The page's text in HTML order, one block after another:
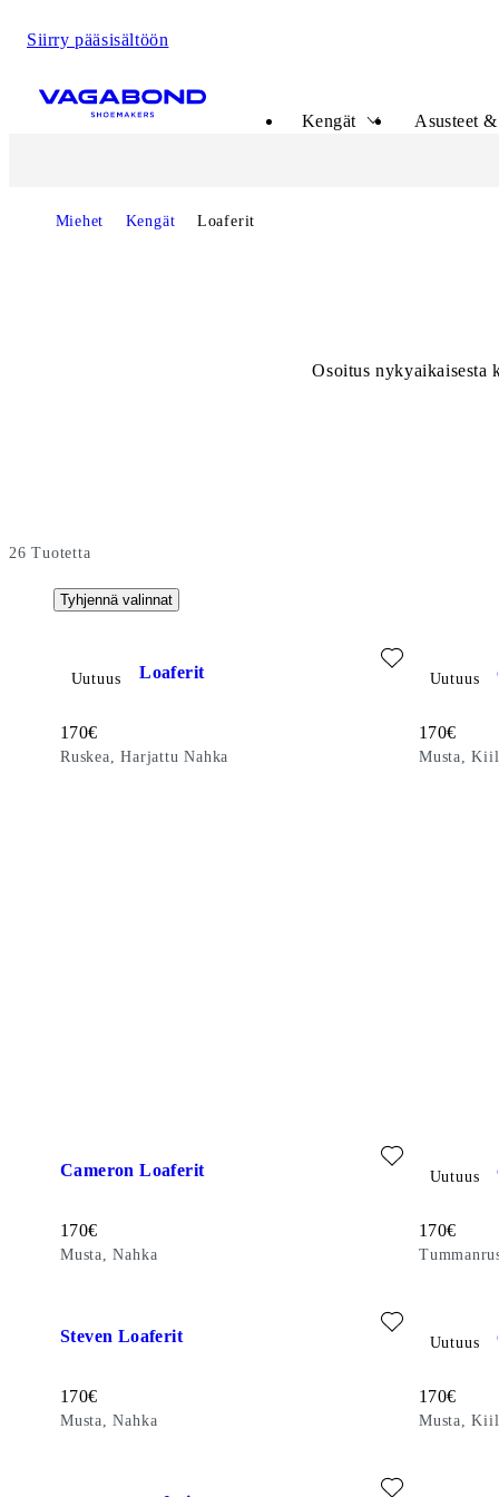
Siirry pääsisältöön
Kengät
Asusteet
Start page
Miehet Kengät Loaferit
Osoitus nykyaikaisesta
26 Tuotetta
Tyhjennä valinnat
Cameron Loaferit
Uutuus
Hinta:
170€
Ruskea, Harjattu Nahka
Lisää suosikeihin: CAMERON LOAFERIT (Ruskea, Harjattu
Steven
Uutuus
Hinta:
170€
Musta,
Lisää
Cameron Loaferit
Hinta:
170€
Musta, Nahka
Steven
Uutuus
Hinta:
170€
Steven Loaferit
Hinta:
170€
Musta, Nahka
Lisää suosikeihin: STEVEN LOAFERIT (Musta, Nahka)
Steven
Uutuus
Hinta:
170€
Musta,
Lisää
Lisää suosikeihin: LORENZO LOAFERIT (Tummanruskea,
Lisää